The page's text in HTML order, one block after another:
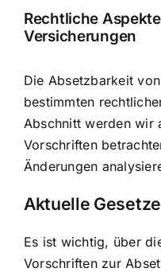
Rechtliche
Versicherungen
Die Absetzbarkeit
bestimmten
Abschnitt werden wir
Vorschriften
Änderungen
Aktuelle
Es ist wichtig, über
Vorschriften zur